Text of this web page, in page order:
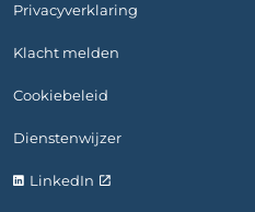
Privacyverklaring
Klacht melden
Cookiebeleid
Dienstenwijzer
LinkedIn